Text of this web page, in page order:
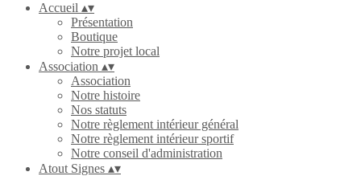
Accueil ▴▾
Présentation
Boutique
Notre projet local
Association ▴▾
Association
Notre histoire
Nos statuts
Notre règlement intérieur général
Notre règlement intérieur sportif
Notre conseil d'administration
Atout Signes ▴▾